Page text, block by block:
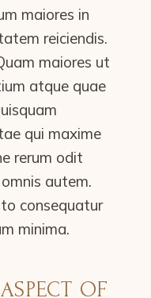
maiores in
reiciendis.
maiores ut
atque quae
qui maxime
rerum odit
autem.
consequatur
minima.
OF